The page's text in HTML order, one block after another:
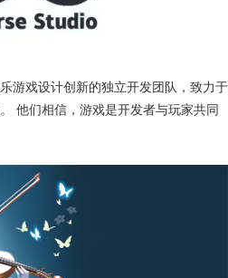
游戏设计创新的独立开发团队，致力于
他们相信，游戏是开发者与玩家共同